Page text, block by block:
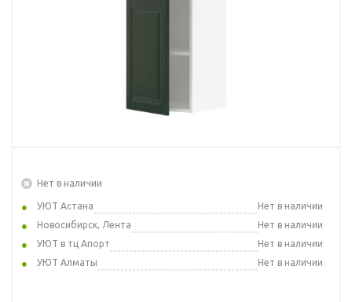
Нет в наличии
УЮТ Астана
Нет в наличии
Новосибирск, Лента
Нет в наличии
УЮТ в тц Апорт
Нет в наличии
УЮТ Алматы
Нет в наличии